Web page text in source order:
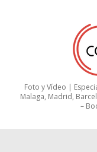
Foto y Vídeo |
Malaga, Madrid,
–